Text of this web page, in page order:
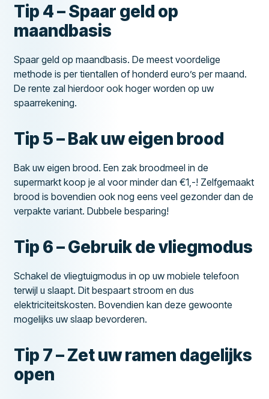
Tip 4 – Spaar geld op
maandbasis
Spaar geld op maandbasis. De meest voordelige
methode is per tientallen of honderd euro’s per maand.
De rente zal hierdoor ook hoger worden op uw
spaarrekening.
Tip 5 – Bak uw eigen brood
Bak uw eigen brood. Een zak broodmeel in de
supermarkt koop je al voor minder dan €1,-! Zelfgemaakt
brood is bovendien ook nog eens veel gezonder dan de
verpakte variant. Dubbele besparing!
Tip 6 – Gebruik de vliegmodus
Schakel de vliegtuigmodus in op uw mobiele telefoon
terwijl u slaapt. Dit bespaart stroom en dus
elektriciteitskosten. Bovendien kan deze gewoonte
mogelijks uw slaap bevorderen.
Tip 7 – Zet uw ramen dagelijks
open